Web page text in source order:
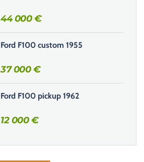
44 000€
Ford F100 custom 1955
37 000€
Ford F100 pickup 1962
12 000€